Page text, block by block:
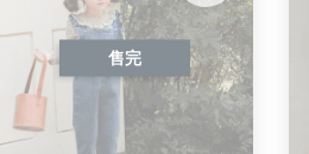
售完